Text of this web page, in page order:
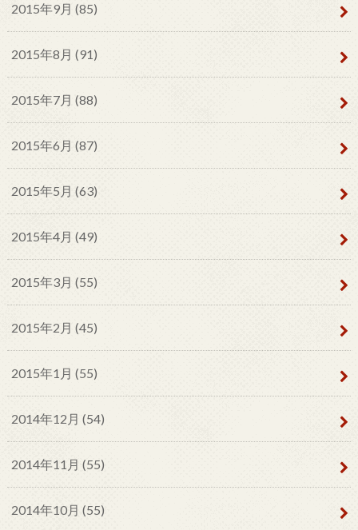
2015年9月 (85)
2015年8月 (91)
2015年7月 (88)
2015年6月 (87)
2015年5月 (63)
2015年4月 (49)
2015年3月 (55)
2015年2月 (45)
2015年1月 (55)
2014年12月 (54)
2014年11月 (55)
2014年10月 (55)